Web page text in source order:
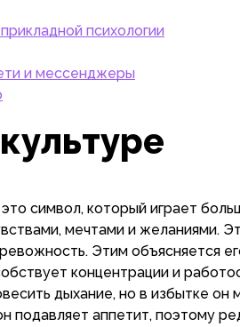
психологии
и мессенджеры
символ, который играет
мечтами и желаниями.
Этим объясняется
концентрации и
дыхание, но в избытке он
подавляет аппетит, поэтому